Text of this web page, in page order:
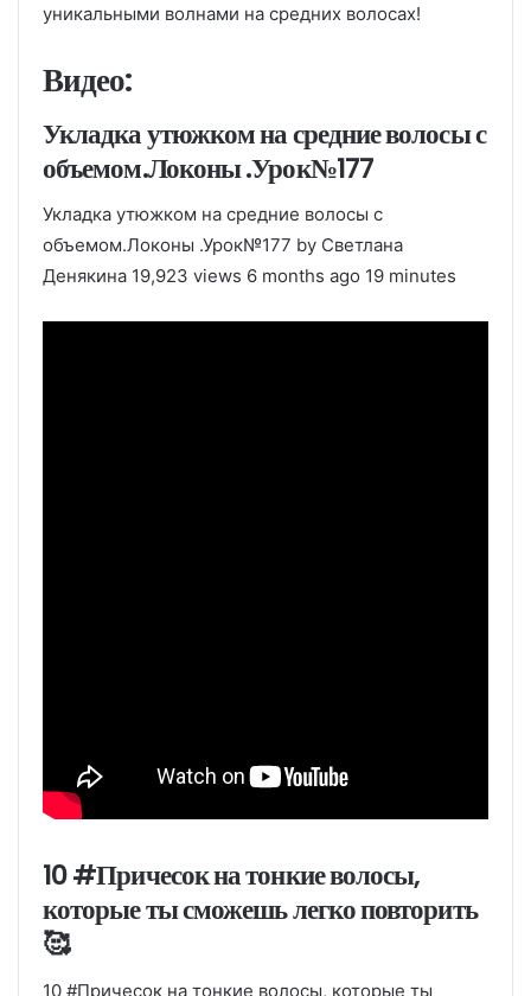
уникальными волнами на средних волосах!
Видео:
Укладка утюжком на средние волосы с
объемом.Локоны .Урок№177
Укладка утюжком на средние волосы с
объемом.Локоны .Урок№177 by Светлана
Денякина 19,923 views 6 months ago 19 minutes
10 #Причесок на тонкие волосы,
которые ты сможешь легко повторить
🥰
10 #Причесок на тонкие волосы, которые ты